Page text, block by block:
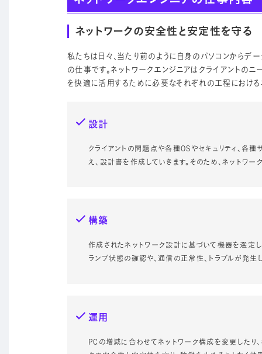
ネットワークの安全性と安定性を守る
私たちは日々、当たり前のように自身のパソコンからデ
の仕事です。ネットワークエンジニアはクライアントの
を快適に活用するために必要なそれぞれの工程における
設計
クライアントの問題点や各種OSやセキュリティ、各
え、設計書を作成していきます。そのため、ネットワ
構築
作成されたネットワーク設計に基づいて機器を選定
ランプ状態の確認や、通信の正常性、トラブルが発
運用
PCの増減に合わせてネットワーク構成を変更したり